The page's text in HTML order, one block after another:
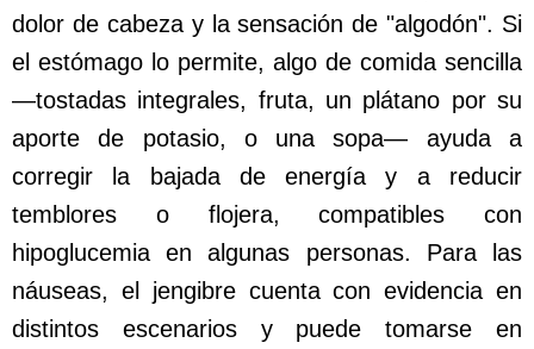
dolor de cabeza y la sensación de "algodón". Si
el estómago lo permite, algo de comida sencilla
—tostadas integrales, fruta, un plátano por su
aporte de potasio, o una sopa— ayuda a
corregir la bajada de energía y a reducir
temblores o flojera, compatibles con
hipoglucemia en algunas personas. Para las
náuseas, el jengibre cuenta con evidencia en
distintos escenarios y puede tomarse en